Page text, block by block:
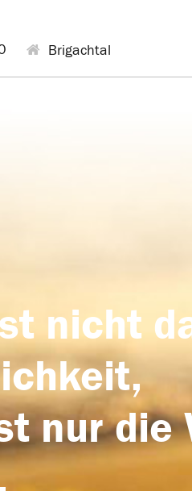
Brigachtal
nicht
nur die